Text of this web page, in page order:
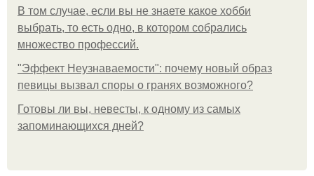
В том случае, если вы не знаете какое хобби
выбрать, то есть одно, в котором собрались
множество профессий.
"Эффект Неузнаваемости": почему новый образ
певицы вызвал споры о гранях возможного?
Готовы ли вы, невесты, к одному из самых
запоминающихся дней?